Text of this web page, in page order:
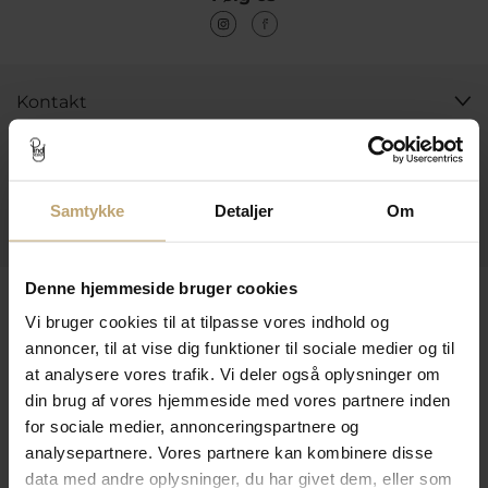
Samtykke Detaljer Om
Denne hjemmeside bruger cookies
Vi bruger cookies til at tilpasse vores indhold og
annoncer, til at vise dig funktioner til sociale medier og til
at analysere vores trafik. Vi deler også oplysninger om
din brug af vores hjemmeside med vores partnere inden
for sociale medier, annonceringspartnere og
analysepartnere. Vores partnere kan kombinere disse
data med andre oplysninger, du har givet dem, eller som
Kontakt
Åbningstider I Butikken
Leveringsmuligheder
Betalingsmuligheder
Sikker Og Tryg E-Handel